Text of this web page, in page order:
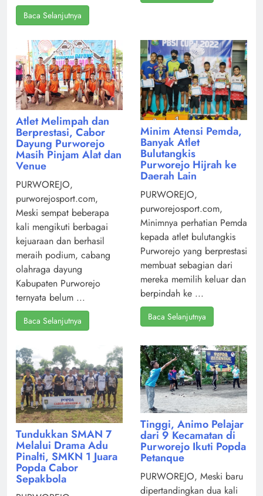
Baca Selanjutnya
Atlet Melimpah dan
Berprestasi, Cabor
Dayung Purworejo
Masih Pinjam Alat dan
Venue
PURWOREJO,
purworejosport.com,
Meski sempat beberapa
kali mengikuti berbagai
kejuaraan dan berhasil
meraih podium, cabang
olahraga dayung
Kabupaten Purworejo
ternyata belum ...
Baca Selanjutnya
Minim Atensi Pemda,
Banyak Atlet
Bulutangkis
Purworejo Hijrah ke
Daerah Lain
PURWOREJO,
purworejosport.com,
Minimnya perhatian Pemda
kepada atlet bulutangkis
Purworejo yang berprestasi
membuat sebagian dari
mereka memilih keluar dan
berpindah ke ...
Baca Selanjutnya
Tundukkan SMAN 7
Melalui Drama Adu
Pinalti, SMKN 1 Juara
Popda Cabor
Sepakbola
Tinggi, Animo Pelajar
dari 9 Kecamatan di
Purworejo Ikuti Popda
Petanque
PURWOREJO, Meski baru
dipertandingkan dua kali